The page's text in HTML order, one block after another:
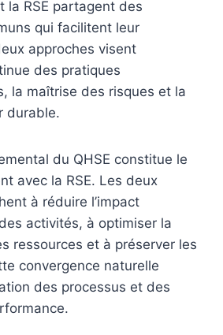
la RSE partagent des
qui facilitent leur
approches visent
des pratiques
la maîtrise des risques et la
durable.
du QHSE constitue le
avec la RSE. Les deux
à réduire l’impact
activités, à optimiser la
ressources et à préserver les
convergence naturelle
des processus et des